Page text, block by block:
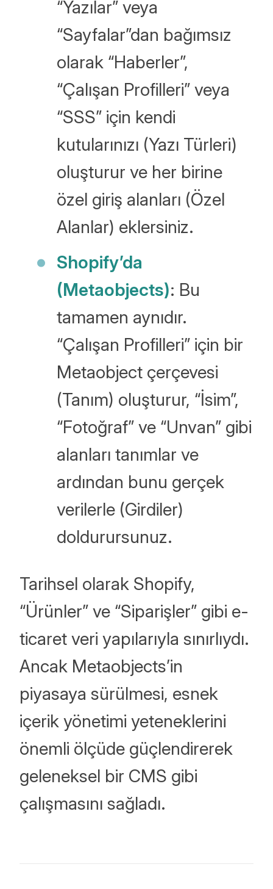
“Yazılar” veya
“Sayfalar”dan bağımsız
olarak “Haberler”,
“Çalışan Profilleri” veya
“SSS” için kendi
kutularınızı (Yazı Türleri)
oluşturur ve her birine
özel giriş alanları (Özel
Alanlar) eklersiniz.
Shopify’da
(Metaobjects): Bu
tamamen aynıdır.
“Çalışan Profilleri” için bir
Metaobject çerçevesi
(Tanım) oluşturur, “İsim”,
“Fotoğraf” ve “Unvan” gibi
alanları tanımlar ve
ardından bunu gerçek
verilerle (Girdiler)
doldurursunuz.
Tarihsel olarak Shopify,
“Ürünler” ve “Siparişler” gibi e-
ticaret veri yapılarıyla sınırlıydı.
Ancak Metaobjects’in
piyasaya sürülmesi, esnek
içerik yönetimi yeteneklerini
önemli ölçüde güçlendirerek
geleneksel bir CMS gibi
çalışmasını sağladı.